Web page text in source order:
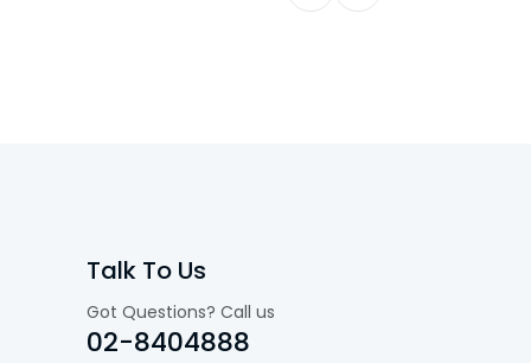
Talk To Us
Got Questions? Call us
02-8404888